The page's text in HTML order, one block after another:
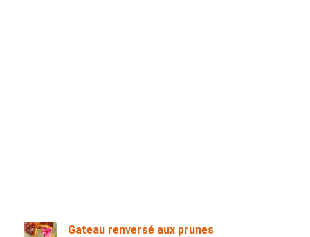
Gateau renversé aux prunes